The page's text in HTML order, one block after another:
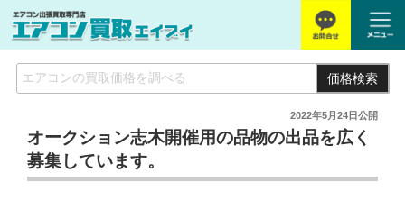
価格検索
2022年5月24日公開
オークション志木開催用の品物の出品を広く
募集しています。